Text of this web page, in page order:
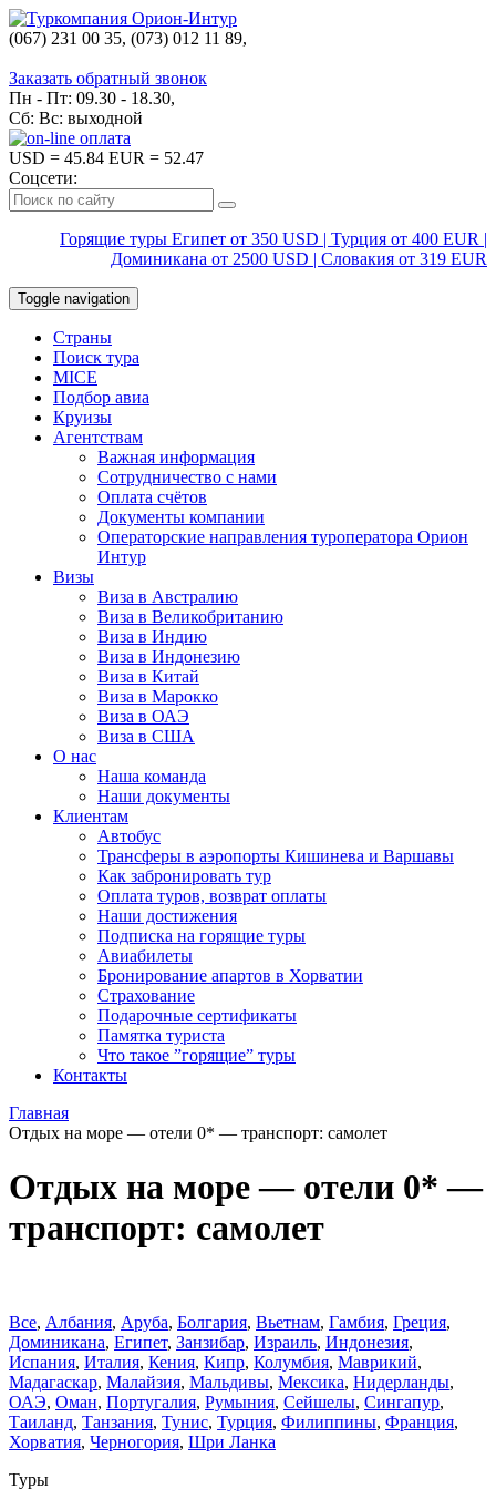
(067) 231 00 35, (073) 012 11 89,
Заказать обратный звонок
Пн - Пт: 09.30 - 18.30,
Сб: Вс: выходной
USD = 45.84 EUR = 52.47
Соцсети:
Горящие туры Египет от 350 USD | Турция от 400 EUR |
Доминикана от 2500 USD | Словакия от 319 EUR
Toggle navigation
Страны
Поиск тура
MICE
Подбор авиа
Круизы
Агентствам
Важная информация
Сотрудничество с нами
Оплата счётов
Документы компании
Операторские направления туроператора Орион
Интур
Визы
Виза в Австралию
Виза в Великобританию
Виза в Индию
Виза в Индонезию
Виза в Китай
Виза в Марокко
Виза в ОАЭ
Виза в США
О нас
Наша команда
Наши документы
Клиентам
Автобус
Трансферы в аэропорты Кишинева и Варшавы
Как забронировать тур
Оплата туров, возврат оплаты
Наши достижения
Подписка на горящие туры
Авиабилеты
Бронирование апартов в Хорватии
Страхование
Подарочные сертификаты
Памятка туриста
Что такое ”горящие” туры
Контакты
Главная
Отдых на море — отели 0* — транспорт: самолет
Отдых на море — отели 0* —
транспорт: самолет
Все, Албания, Аруба, Болгария, Вьетнам, Гамбия, Греция,
Доминиканa, Египет, Занзибар, Израиль, Индонезия,
Испания, Италия, Кения, Кипр, Колумбия, Маврикий,
Мадагаскар, Малайзия, Мальдивы, Мексика, Нидерланды,
ОАЭ, Оман, Португалия, Румыния, Сейшелы, Сингапур,
Таиланд, Танзания, Тунис, Турция, Филиппины, Франция,
Хорватия, Черногория, Шри Ланка
Туры